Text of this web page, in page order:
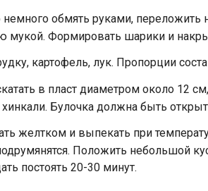
немного обмять руками, переложить
мукой. Формировать шарики и
картофель, лук. Пропорции
в пласт диаметром около 12
хинкали. Булочка должна быть
желтком и выпекать при
Положить небольшой
постоять 20-30 минут.